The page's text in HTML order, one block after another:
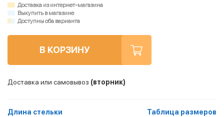
Доставка из интернет-магазина
Выкупить в магазине
Доступны оба варианта
В КОРЗИНУ
Доставка или самовывоз (вторник)
Длина стельки Таблица размеров